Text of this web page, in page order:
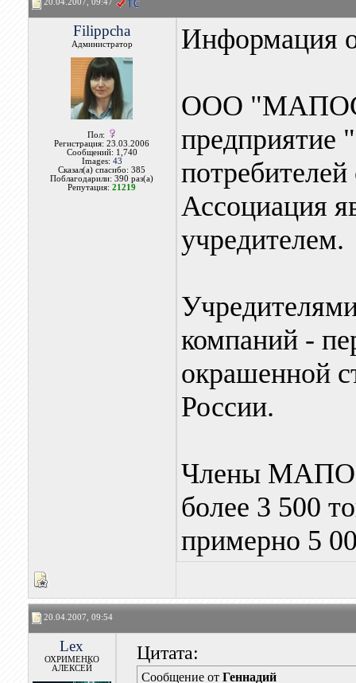
20.04.2007, 09:47
Filippcha
Администратор
Пол:
Регистрация: 23.03.2006
Сообщений: 1,740
Images: 43
Сказал(а) спасибо: 385
Поблагодарили: 390 раз(а)
Репутация:21219
Информация
ООО "МАПОС-
предприятие
Ассоциация
учредителем.
компаний -
окрашенной
России.
Члены МАПОС
более 3 500
примерно 5
20.04.2007, 09:54
Lex
ОХРИМЕНКО
АЛЕКСЕЙ
Цитата:
Сообщение от Геннадий